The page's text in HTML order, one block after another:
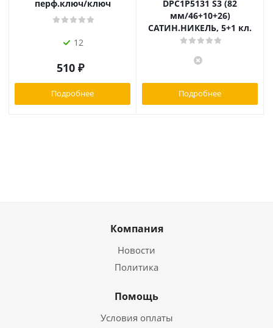
перф.ключ/ключ
12
510 ₽
Подробнее
DPC1P5131 S3 (82
мм/46+10+26)
САТИН.НИКЕЛЬ, 5+1 кл.
Подробнее
Компания
Новости
Политика
Помощь
Условия оплаты